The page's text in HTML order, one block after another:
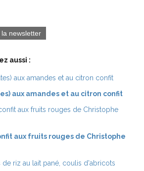
newsletter
aussi :
aux amandes et au citron confit
aux fruits rouges de Christophe